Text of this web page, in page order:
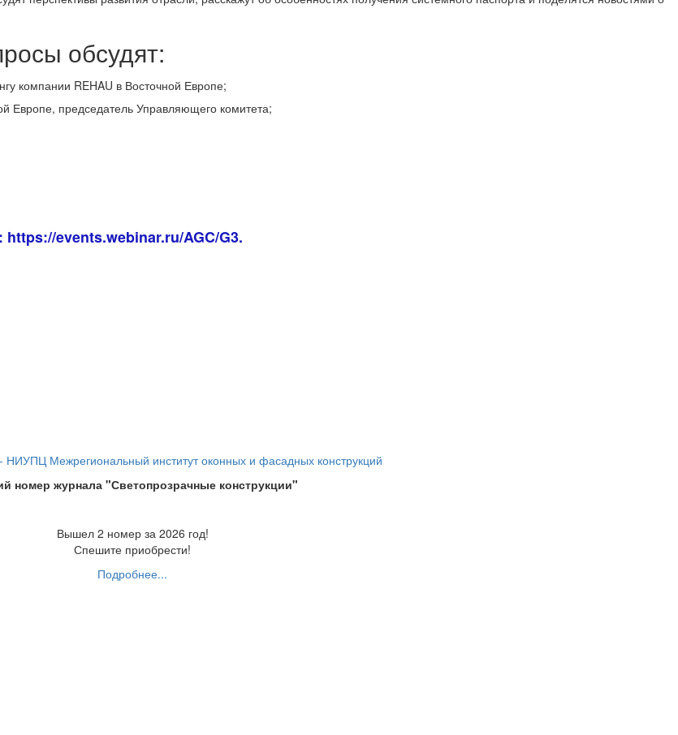
обсудят:
компании REHAU в Восточной Европе;
Европе, председатель Управляющего комитета;
events.webinar.ru/AGC/G3.
номер журнала "Светопрозрачные конструкции"
Вышел 2 номер за 2026 год!
Спешите приобрести!
Подробнее...